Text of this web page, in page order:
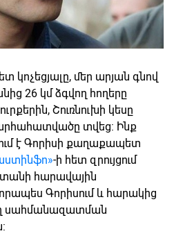
կոչեցյալը, մեր արյան գնով
26 կմ ձգվող հողերը
Շուռնուխի կեսը
տվեց: Ինք
է Գորիսի քաղաքապետ
-ի հետ զրույցում
հարավային
Գորիսում և հարակից
սահմանազատման